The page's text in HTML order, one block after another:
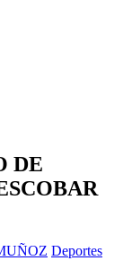
DE
Deportes